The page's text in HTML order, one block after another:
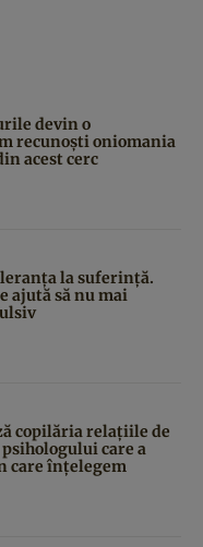
devin o
recunoști oniomania
acest cerc
la suferință.
ajută să nu mai
copilăria relațiile de
care a
care înțelegem